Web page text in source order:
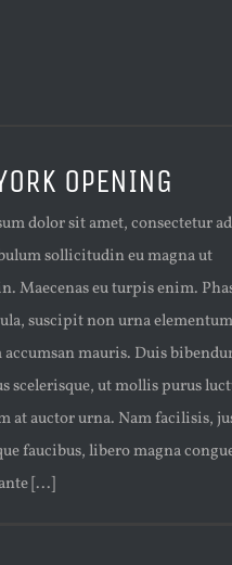
OPENING
dolor sit amet, consectetur
sollicitudin eu magna ut
Maecenas eu turpis enim.
suscipit non urna
mauris. Duis
scelerisque, ut mollis purus
at auctor urna. Nam facilisis,
faucibus, libero magna
[...]